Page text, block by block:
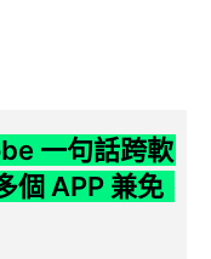
一句話跨軟
個 APP 兼免